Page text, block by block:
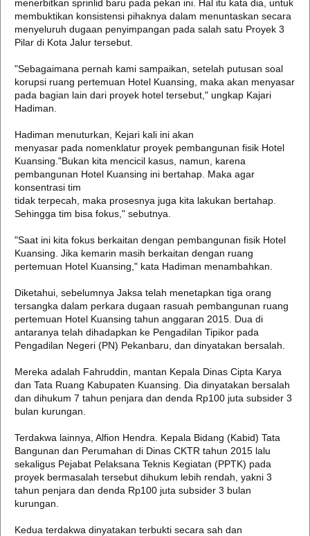
menerbitkan sprinlid baru pada pekan ini. Hal itu kata dia, untuk
membuktikan konsistensi pihaknya dalam menuntaskan secara
menyeluruh dugaan penyimpangan pada salah satu Proyek 3
Pilar di Kota Jalur tersebut.
"Sebagaimana pernah kami sampaikan, setelah putusan soal
korupsi ruang pertemuan Hotel Kuansing, maka akan menyasar
pada bagian lain dari proyek hotel tersebut," ungkap Kajari
Hadiman.
Hadiman menuturkan, Kejari kali ini akan
menyasar pada nomenklatur proyek pembangunan fisik Hotel
Kuansing."Bukan kita mencicil kasus, namun, karena
pembangunan Hotel Kuansing ini bertahap. Maka agar
konsentrasi tim
tidak terpecah, maka prosesnya juga kita lakukan bertahap.
Sehingga tim bisa fokus," sebutnya.
"Saat ini kita fokus berkaitan dengan pembangunan fisik Hotel
Kuansing. Jika kemarin masih berkaitan dengan ruang
pertemuan Hotel Kuansing," kata Hadiman menambahkan.
Diketahui, sebelumnya Jaksa telah menetapkan tiga orang
tersangka dalam perkara dugaan rasuah pembangunan ruang
pertemuan Hotel Kuansing tahun anggaran 2015. Dua di
antaranya telah dihadapkan ke Pengadilan Tipikor pada
Pengadilan Negeri (PN) Pekanbaru, dan dinyatakan bersalah.
Mereka adalah Fahruddin, mantan Kepala Dinas Cipta Karya
dan Tata Ruang Kabupaten Kuansing. Dia dinyatakan bersalah
dan dihukum 7 tahun penjara dan denda Rp100 juta subsider 3
bulan kurungan.
Terdakwa lainnya, Alfion Hendra. Kepala Bidang (Kabid) Tata
Bangunan dan Perumahan di Dinas CKTR tahun 2015 lalu
sekaligus Pejabat Pelaksana Teknis Kegiatan (PPTK) pada
proyek bermasalah tersebut dihukum lebih rendah, yakni 3
tahun penjara dan denda Rp100 juta subsider 3 bulan
kurungan.
Kedua terdakwa dinyatakan terbukti secara sah dan